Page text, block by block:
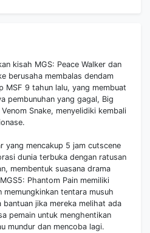
kisah MGS: Peace Walker dan
berusaha membalas dendam
MSF 9 tahun lalu, yang membuat
pembunuhan yang gagal, Big
Snake, menyelidiki kembali
yang mencakup 5 jam cutscene
dunia terbuka dengan ratusan
membentuk suasana drama
Phantom Pain memiliki
tentara musuh
jika mereka melihat ada
pemain untuk menghentikan
mundur dan mencoba lagi.